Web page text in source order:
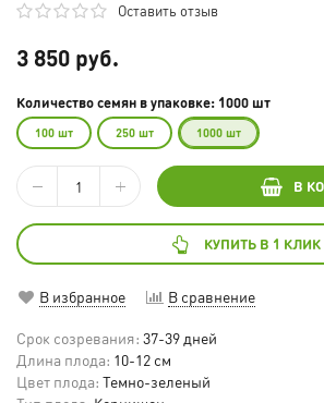
Оставить отзыв
3 850 руб.
Количество семян в упаковке: 1000 шт
100 шт 250 шт 1000 шт
В
КУПИТЬ В 1 КЛИК
В избранное В сравнение
Срок созревания: 37-39 дней
Длина плода: 10-12 см
Цвет плода: Темно-зеленый